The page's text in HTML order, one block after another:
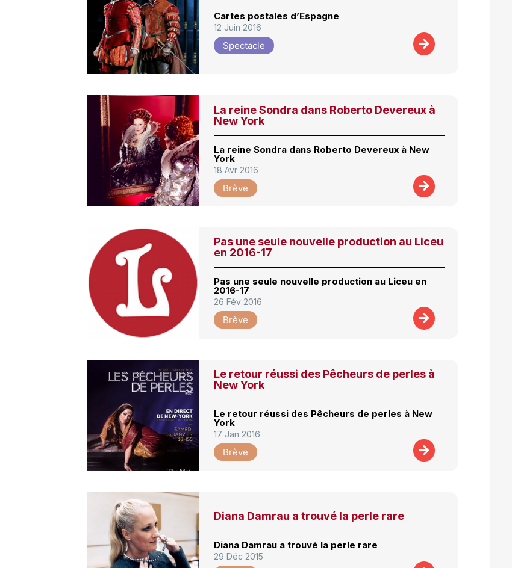
Cartes postales d’Espagne
12 Juin 2016
Spectacle
La reine Sondra dans Roberto Devereux à
New York
La reine Sondra dans Roberto Devereux à New
York
18 Avr 2016
Brève
Pas une seule nouvelle production au Liceu
en 2016-17
Pas une seule nouvelle production au Liceu en
2016-17
26 Fév 2016
Brève
Le retour réussi des Pêcheurs de perles à
New York
Le retour réussi des Pêcheurs de perles à New
York
17 Jan 2016
Brève
Diana Damrau a trouvé la perle rare
Diana Damrau a trouvé la perle rare
29 Déc 2015